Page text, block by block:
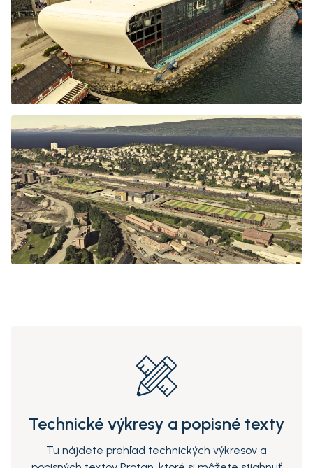
Technické výkresy a popisné texty
Tu nájdete prehľad technických výkresov a